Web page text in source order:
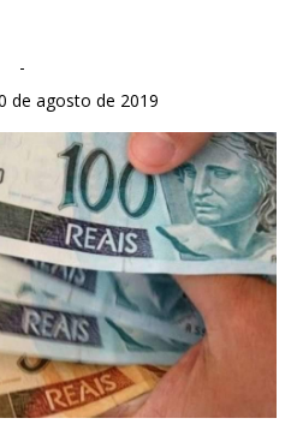
-
de agosto de 2019